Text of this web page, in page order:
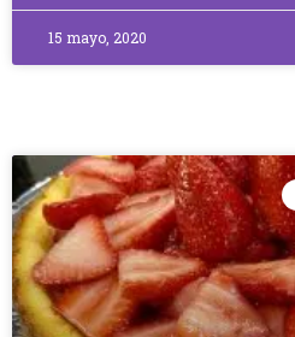
15 mayo, 2020